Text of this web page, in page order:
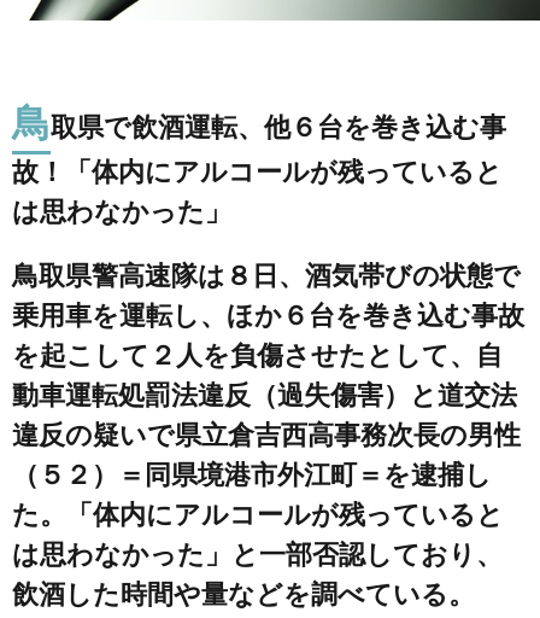
鳥取県で飲酒運転、他６台を巻き込む事
故！「体内にアルコールが残っていると
は思わなかった」
鳥取県警高速隊は８日、酒気帯びの状態で
乗用車を運転し、ほか６台を巻き込む事故
を起こして２人を負傷させたとして、自
動車運転処罰法違反（過失傷害）と道交法
違反の疑いで県立倉吉西高事務次長の男性
（５２）＝同県境港市外江町＝を逮捕し
た。「体内にアルコールが残っていると
は思わなかった」と一部否認しており、
飲酒した時間や量などを調べている。